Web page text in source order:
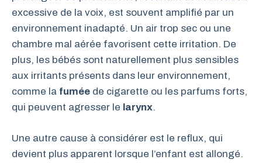
excessive de la voix, est souvent amplifié par un
environnement inadapté. Un air trop sec ou une
chambre mal aérée favorisent cette irritation. De
plus, les bébés sont naturellement plus sensibles
aux irritants présents dans leur environnement,
comme la fumée de cigarette ou les parfums forts,
qui peuvent agresser le larynx.
Une autre cause à considérer est le reflux, qui
devient plus apparent lorsque l’enfant est allongé.